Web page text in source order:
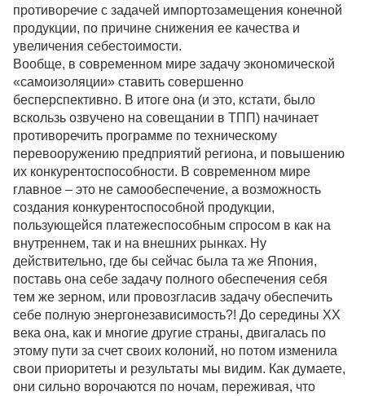
противоречие с задачей импортозамещения конечной
продукции, по причине снижения ее качества и
увеличения себестоимости.
Вообще, в современном мире задачу экономической
«самоизоляции» ставить совершенно
бесперспективно. В итоге она (и это, кстати, было
вскользь озвучено на совещании в ТПП) начинает
противоречить программе по техническому
перевооружению предприятий региона, и повышению
их конкурентоспособности. В современном мире
главное – это не самообеспечение, а возможность
создания конкурентоспособной продукции,
пользующейся платежеспособным спросом в как на
внутреннем, так и на внешних рынках. Ну
действительно, где бы сейчас была та же Япония,
поставь она себе задачу полного обеспечения себя
тем же зерном, или провозгласив задачу обеспечить
себе полную энергонезависимость?! До середины XX
века она, как и многие другие страны, двигалась по
этому пути за счет своих колоний, но потом изменила
свои приоритеты и результаты мы видим. Как думаете,
они сильно ворочаются по ночам, переживая, что